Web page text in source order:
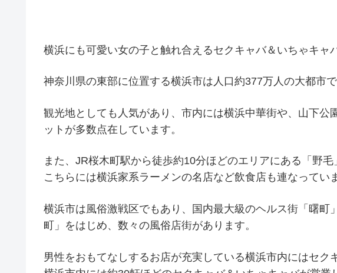
横浜にも可愛い女の子と触れ合えるセクキャバ＆いちゃキャ
神奈川県の東部に位置する横浜市は人口約377万人の大都市で
観光地としても人気があり、市内には横浜中華街や、山下公
ットが多数点在しています。
また、JR桜木町駅から徒歩約10分ほどのエリアにある「野毛
こちらには横浜家系ラーメンの名店など飲食店も連なってい
横浜市は風俗激戦区でもあり、国内最大級のヘルス街「曙町
町」をはじめ、数々の風俗店街があります。
男性をおもてなしするお店が充実している横浜市内にはセク